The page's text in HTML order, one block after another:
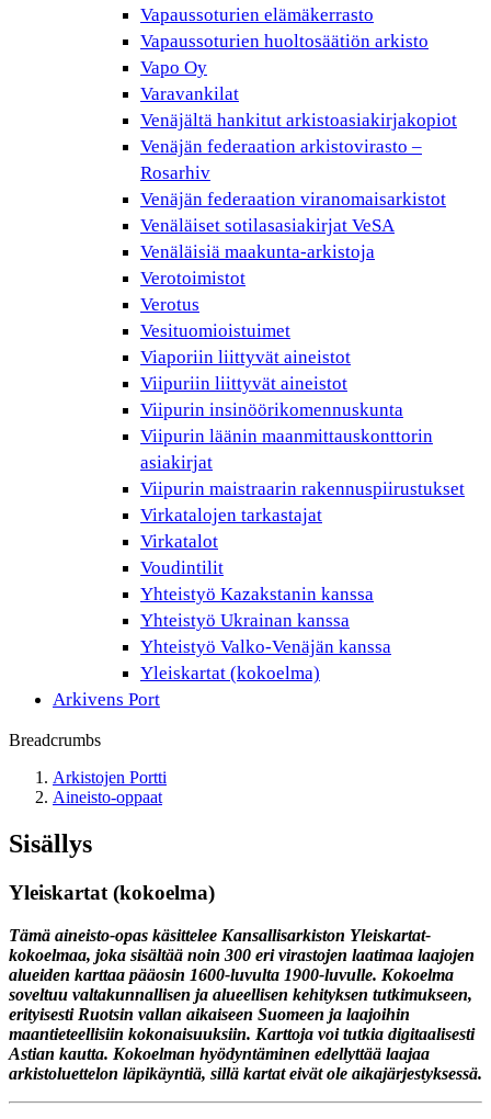
Vapaussoturien elämäkerrasto
Vapaussoturien huoltosäätiön arkisto
Vapo Oy
Varavankilat
Venäjältä hankitut arkistoasiakirjakopiot
Venäjän federaation arkistovirasto –
Rosarhiv
Venäjän federaation viranomaisarkistot
Venäläiset sotilasasiakirjat VeSA
Venäläisiä maakunta-arkistoja
Verotoimistot
Verotus
Vesituomioistuimet
Viaporiin liittyvät aineistot
Viipuriin liittyvät aineistot
Viipurin insinöörikomennuskunta
Viipurin läänin maanmittauskonttorin
asiakirjat
Viipurin maistraarin rakennuspiirustukset
Virkatalojen tarkastajat
Virkatalot
Voudintilit
Yhteistyö Kazakstanin kanssa
Yhteistyö Ukrainan kanssa
Yhteistyö Valko-Venäjän kanssa
Yleiskartat (kokoelma)
Arkivens Port
Breadcrumbs
Arkistojen Portti
Aineisto-oppaat
Sisällys
Yleiskartat (kokoelma)
Tämä aineisto-opas käsittelee Kansallisarkiston Yleiskartat-
kokoelmaa, joka sisältää noin 300 eri virastojen laatimaa laajojen
alueiden karttaa pääosin 1600-luvulta 1900-luvulle. Kokoelma
soveltuu valtakunnallisen ja alueellisen kehityksen tutkimukseen,
erityisesti Ruotsin vallan aikaiseen Suomeen ja laajoihin
maantieteellisiin kokonaisuuksiin. Karttoja voi tutkia digitaalisesti
Astian kautta. Kokoelman hyödyntäminen edellyttää laajaa
arkistoluettelon läpikäyntiä, sillä kartat eivät ole aikajärjestyksessä.